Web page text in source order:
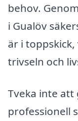
behov.
i Gualöv
är i
trivseln och
Tveka inte att
professionell